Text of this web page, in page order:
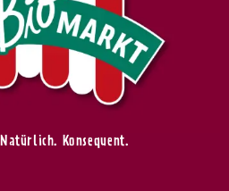
Konsequent.